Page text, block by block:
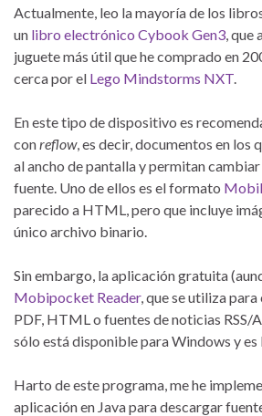
Actualmente, leo la mayoría de los
un libro electrónico Cybook Gen3, que
juguete más útil que he comprado en
cerca por el Lego Mindstorms NXT.
En este tipo de dispositivo es
conreflow, es decir, documentos en los
al ancho de pantalla y permitan
fuente. Uno de ellos es el formato
parecido a HTML, pero que incluye
único archivo binario.
Sin embargo, la aplicación gratuita
Mobipocket Reader, que se utiliza
PDF, HTML o fuentes de noticias RSS/
sólo está disponible para Windows y
Harto de este programa, me he
aplicación en Java para descargar